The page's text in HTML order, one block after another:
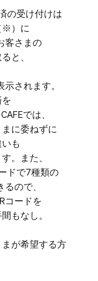
の​受け付けは​
※）に​
客さまの​
と、​
されます。​
では、​
に​委ねずに​
も​
。​また、​
ドで​7種類の​
ので、​
コードを​
もなし。​
が​希望する​方​